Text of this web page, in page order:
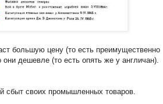
большую цену (то есть преимущественно
дешевле (то есть опять же у англичан).
сбыт своих промышленных товаров.